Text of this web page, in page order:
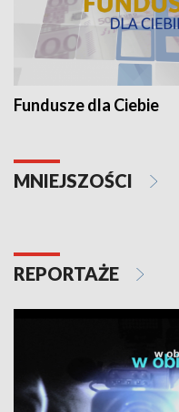
Fundusze dla Ciebie
MNIEJSZOŚCI
REPORTAŻE